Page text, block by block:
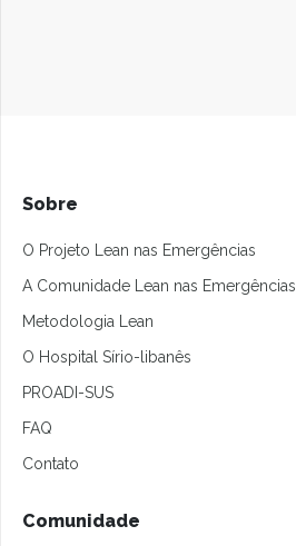
Sobre
O Projeto Lean nas Emergências
A Comunidade Lean nas Emergências
Metodologia Lean
O Hospital Sírio-libanês
PROADI-SUS
FAQ
Contato
Comunidade